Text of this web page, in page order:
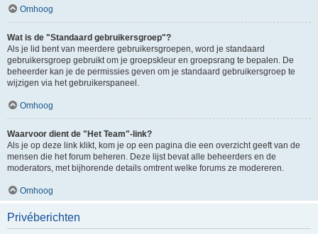
Omhoog
Wat is de "Standaard gebruikersgroep"?
Als je lid bent van meerdere gebruikersgroepen, word je standaard
gebruikersgroep gebruikt om je groepskleur en groepsrang te bepalen. De
beheerder kan je de permissies geven om je standaard gebruikersgroep te
wijzigen via het gebruikerspaneel.
Omhoog
Waarvoor dient de "Het Team"-link?
Als je op deze link klikt, kom je op een pagina die een overzicht geeft van de
mensen die het forum beheren. Deze lijst bevat alle beheerders en de
moderators, met bijhorende details omtrent welke forums ze modereren.
Omhoog
Privéberichten